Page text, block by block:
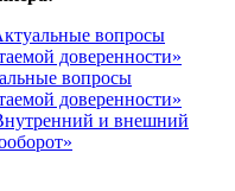
вопросы
доверенности»
вопросы
доверенности»
и внешний